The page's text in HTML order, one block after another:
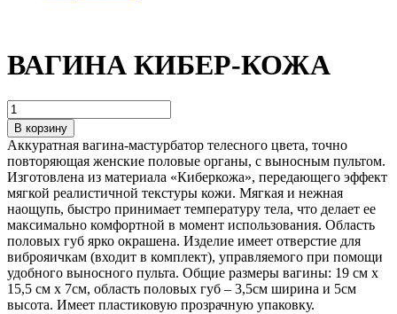
ВАГИНА КИБЕР-КОЖА
В корзину
Аккуратная вагина-мастурбатор телесного цвета, точно
повторяющая женские половые органы, с выносным пультом.
Изготовлена из материала «Киберкожа», передающего эффект
мягкой реалистичной текстуры кожи. Мягкая и нежная
наощупь, быстро принимает температуру тела, что делает ее
максимально комфортной в момент использования. Область
половых губ ярко окрашена. Изделие имеет отверстие для
виброяичкам (входит в комплект), управляемого при помощи
удобного выносного пульта. Общие размеры вагины: 19 см x
15,5 см x 7см, область половых губ – 3,5см ширина и 5см
высота. Имеет пластиковую прозрачную упаковку.